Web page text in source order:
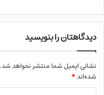
دیدگاهتان را بنویسید
نشانی ایمیل شما منتشر نخواهد شد.
شده‌اند*